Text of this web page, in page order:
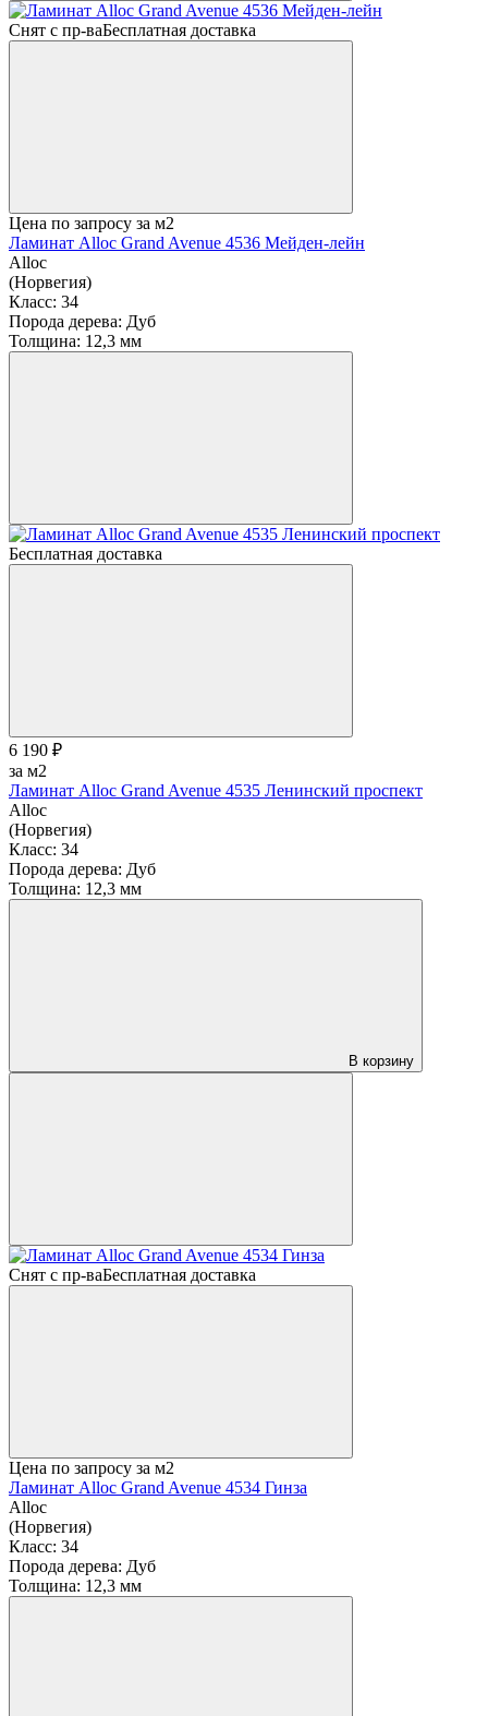
Снят с пр-ваБесплатная доставка
Цена по запросу за м2
Ламинат Alloc Grand Avenue 4536 Мейден-лейн
Alloc
(Норвегия)
Класс: 34
Порода дерева: Дуб
Толщина: 12,3 мм
Бесплатная доставка
6 190 ₽
за м2
Ламинат Alloc Grand Avenue 4535 Ленинский проспект
Alloc
(Норвегия)
Класс: 34
Порода дерева: Дуб
Толщина: 12,3 мм
В корзину
Снят с пр-ваБесплатная доставка
Цена по запросу за м2
Ламинат Alloc Grand Avenue 4534 Гинза
Alloc
(Норвегия)
Класс: 34
Порода дерева: Дуб
Толщина: 12,3 мм